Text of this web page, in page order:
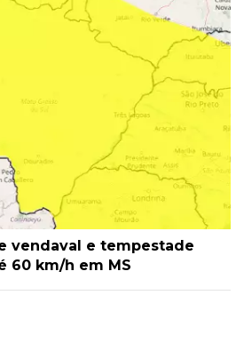
vendaval e tempestade
60 km/h em MS